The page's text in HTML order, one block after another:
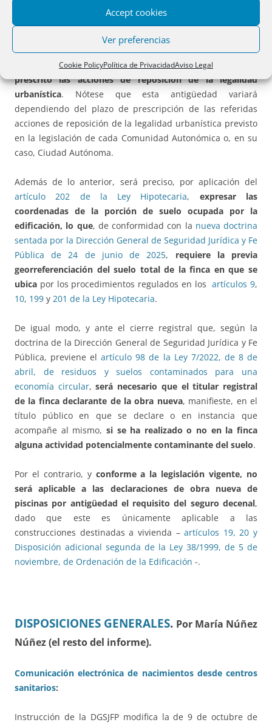
Accept cookies
Ver preferencias
Cookie PolicyPolítica de PrivacidadAviso Legal
descriptiva y gráfica de la finca. Así mismo, por cualquiera
de estos cuatro medios, que son complementarios entre sí,
deberá acreditarse laterminación de la obra en fecha
determinada, con una antigüedad suficiente para que,
conforme a la legislación urbanística estatal, hayan
prescrito las acciones de reposición de la legalidad
urbanística. Nótese que esta antigüedad variará
dependiendo del plazo de prescripción de las referidas
acciones de reposición de la legalidad urbanística previsto
en la legislación de cada Comunidad Autonómica o, en su
caso, Ciudad Autónoma.
Además de lo anterior, será preciso, por aplicación del
artículo 202 de la Ley Hipotecaria, expresar las
coordenadas de la porción de suelo ocupada por la
edificación, lo que, de conformidad con la nueva doctrina
sentada por la Dirección General de Seguridad Jurídica y Fe
Pública de 24 de junio de 2025, requiere la previa
georreferenciación del suelo total de la finca en que se
ubica por los procedimientos regulados en losartículos 9,
10, 199 y 201 de la Ley Hipotecaria.
De igual modo, y ante el cierre registral que, según la
doctrina de la Dirección General de Seguridad Jurídica y Fe
Pública, previene elartículo 98 de la Ley 7/2022, de 8 de
abril, de residuos y suelos contaminados para una
economía circular,será necesario que el titular registral
de la finca declarante de la obra nueva, manifieste, en el
título público en que se declare o en instancia que
acompañe al mismo, si se ha realizado o no en la finca
alguna actividad potencialmente contaminante del suelo.
Por el contrario, y conforme a la legislación vigente, no
será aplicable a las declaraciones de obra nueva de
piscinas por antigüedad el requisito del seguro decenal,
dado que este es únicamente aplicable a las
construcciones destinadas a vivienda –artículos 19, 20 y
Disposición adicional segunda de la Ley 38/1999, de 5 de
noviembre, de Ordenación de la Edificación -.
DISPOSICIONES GENERALES. Por María Núñez
Núñez (el resto del informe).
Comunicación electrónica de nacimientos desde centros
sanitarios:
Instrucción de la DGSJFP modifica la de 9 de octubre de